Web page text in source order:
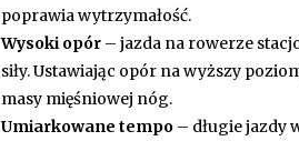
poprawia wytrzymałość.
Wysoki opór – jazda na rowerze
siły. Ustawiając opór na wyższy
masy mięśniowej nóg.
Umiarkowane tempo – długie jazdy